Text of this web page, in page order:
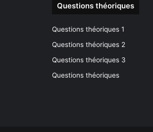
Questions théoriques
Questions théoriques 1
Questions théoriques 2
Questions théoriques 3
Questions théoriques